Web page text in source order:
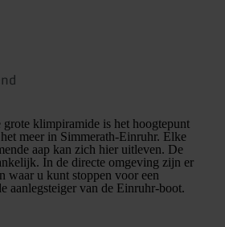
klimpiramide is het hoogtepunt
meer in Simmerath-Einruhr. Elke
aap kan zich hier uitleven. De
In de directe omgeving zijn er
waar u kunt stoppen voor een
aanlegsteiger van de Einruhr-boot.